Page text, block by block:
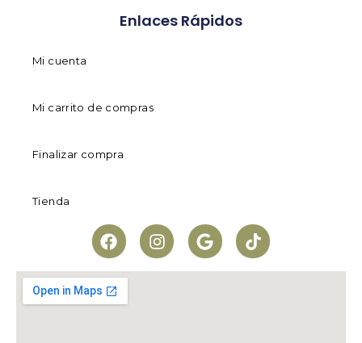
Enlaces Rápidos
Mi cuenta
Mi carrito de compras
Finalizar compra
Tienda